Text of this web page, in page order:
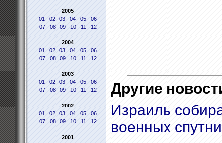
2005
01
02 03 04 05
06
07
08 09 10 11 12
2004
01
02 03 04 05
06
07
08 09 10 11 12
2003
01
02 03 04 05
06
07
08 09 10 11 12
2002
01
02 03 04 05
06
07
08 09 10 11 12
2001
Другие
Израиль
военных